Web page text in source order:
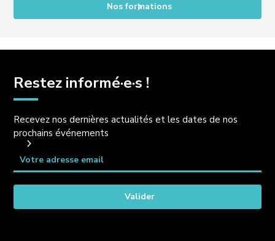
Nos formations
Restez informé·e·s !
Recevez nos dernières actualités et les dates de nos
prochains événements